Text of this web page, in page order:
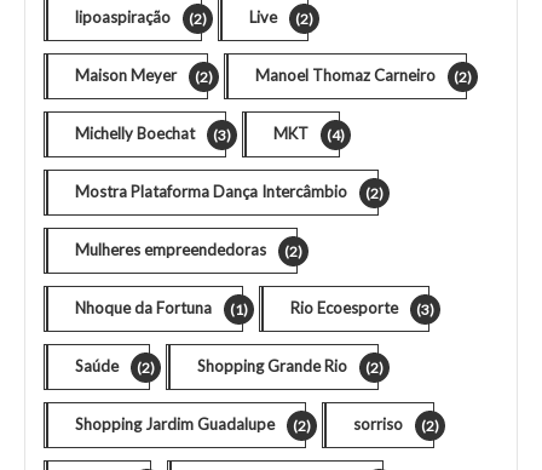
lipoaspiração (2) Live (2)
Maison Meyer (2) Manoel Thomaz Carneiro (2)
Michelly Boechat (3) MKT (4)
Mostra Plataforma Dança Intercâmbio (2)
Mulheres empreendedoras (2)
Nhoque da Fortuna (1) Rio Ecoesporte (3)
Saúde (2) Shopping Grande Rio (2)
Shopping Jardim Guadalupe (2) sorriso (2)